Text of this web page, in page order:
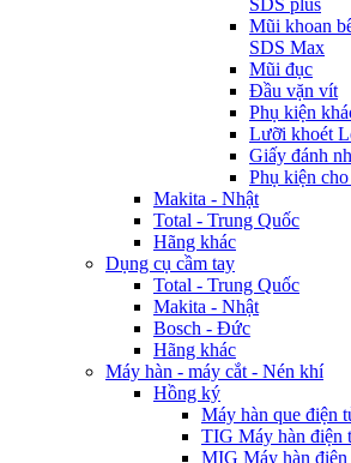
Mũi khoan
SDS Max
Mũi đục
Đầu vặn vít
Phụ kiện
Lưỡi khoét
Giấy đánh
Phụ kiện
Makita - Nhật
Total - Trung Quốc
Hãng khác
Dụng cụ cầm tay
Total - Trung Quốc
Makita - Nhật
Bosch - Đức
Hãng khác
Máy hàn - máy cắt - Nén khí
Hồng ký
Máy hàn que điện
TIG Máy hàn điện
MIG Máy hàn